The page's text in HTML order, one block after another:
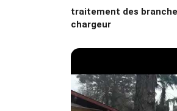
traitement des
chargeur